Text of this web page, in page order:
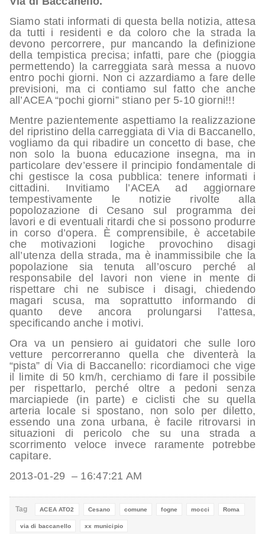
Siamo stati informati di questa bella notizia, attesa
da tutti i residenti e da coloro che la strada la
devono percorrere, pur mancando la definizione
della tempistica precisa; infatti, pare che (pioggia
permettendo) la carreggiata sarà messa a nuovo
entro pochi giorni. Non ci azzardiamo a fare delle
previsioni, ma ci contiamo sul fatto che anche
all’ACEA “pochi giorni” stiano per 5-10 giorni!!!
Mentre pazientemente aspettiamo la realizzazione
del ripristino della carreggiata di Via di Baccanello,
vogliamo da qui ribadire un concetto di base, che
non solo la buona educazione insegna, ma in
particolare dev’essere il principio fondamentale di
chi gestisce la cosa pubblica: tenere informati i
cittadini. Invitiamo l’ACEA ad aggiornare
tempestivamente le notizie rivolte alla
popolozazione di Cesano sul programma dei
lavori e di eventuali ritardi che si possono produrre
in corso d’opera. È comprensibile, è accetabile
che motivazioni logiche provochino disagi
all’utenza della strada, ma è inammissibile che la
popolazione sia tenuta all’oscuro perché al
responsabile del lavori non viene in mente di
rispettare chi ne subisce i disagi, chiedendo
magari scusa, ma soprattutto informando di
quanto deve ancora prolungarsi l’attesa,
specificando anche i motivi.
Ora va un pensiero ai guidatori che sulle loro
vetture percorreranno quella che diventerà la
“pista” di Via di Baccanello: ricordiamoci che vige
il limite di 50 km/h, cerchiamo di fare il possibile
per rispettarlo, perché oltre a pedoni senza
marciapiede (in parte) e ciclisti che su quella
arteria locale si spostano, non solo per diletto,
essendo una zona urbana, è facile ritrovarsi in
situazioni di pericolo che su una strada a
scorrimento veloce invece raramente potrebbe
capitare.
2013-01-29 – 16:47:21 AM
Tag ACEA ATO2 Cesano comune fogne mocci Roma
via di baccanello xx municipio